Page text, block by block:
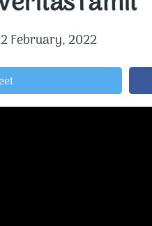
February, 2022